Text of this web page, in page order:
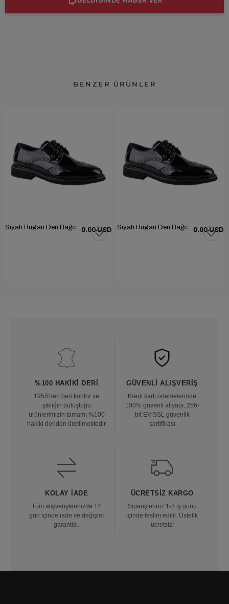
BENZER ÜRÜNLER
0.00 USD 0.00 USD
%100 HAKIKI DERI
1958'den beri konfor ve
şıklığın buluştuğu
ürünlerimizin tamamı %100
hakiki deriden üretilmektedir
GÜVENLI ALIŞVERIŞ
Kredi kartı ödemelerinde
100% güvenli altyapı, 256-
bit EV SSL güvenlik
sertifikası
KOLAY İADE
Tüm alışverişlerinizde 14
gün içinde iade ve değişim
garantisi.
ÜCRETSIZ KARGO
Siparişleriniz 1-3 iş günü
içinde teslim edilir. Üstelik
ücretsiz!